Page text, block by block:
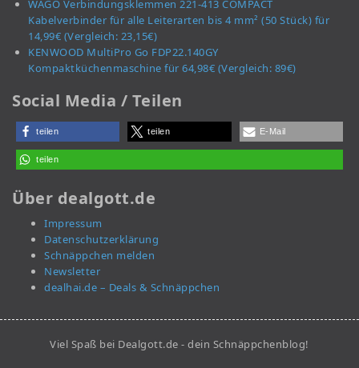
WAGO Verbindungsklemmen 221-413 COMPACT
Kabelverbinder für alle Leiterarten bis 4 mm² (50 Stück) für
14,99€ (Vergleich: 23,15€)
KENWOOD MultiPro Go FDP22.140GY
Kompaktküchenmaschine für 64,98€ (Vergleich: 89€)
Social Media / Teilen
teilen teilen E-Mail
teilen
Über dealgott.de
Impressum
Datenschutzerklärung
Schnäppchen melden
Newsletter
dealhai.de – Deals & Schnäppchen
Viel Spaß bei Dealgott.de - dein Schnäppchenblog!